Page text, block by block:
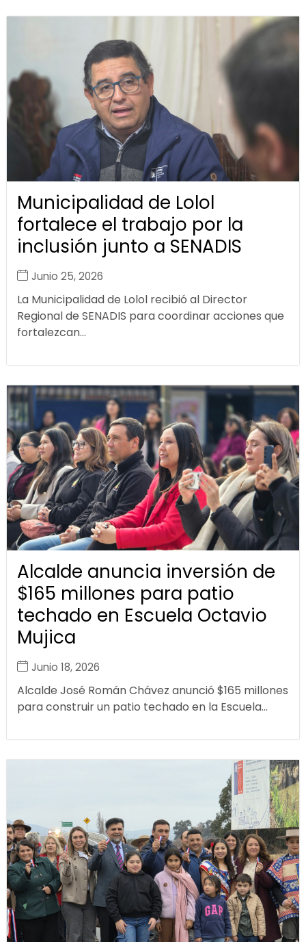
Municipalidad de Lolol
fortalece el trabajo por la
inclusión junto a SENADIS
Junio 25, 2026
La Municipalidad de Lolol recibió al Director
Regional de SENADIS para coordinar acciones que
fortalezcan...
Alcalde anuncia inversión de
$165 millones para patio
techado en Escuela Octavio
Mujica
Junio 18, 2026
Alcalde José Román Chávez anunció $165 millones
para construir un patio techado en la Escuela...